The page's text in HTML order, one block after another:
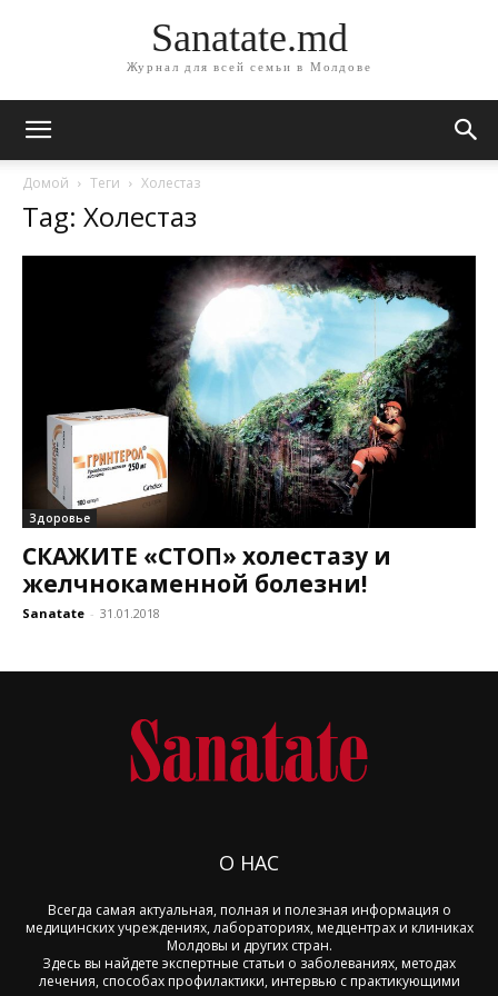
Sanatate.md
Журнал для всей семьи в Молдове
Домой Теги Холестаз
Tag: Холестаз
Здоровье
СКАЖИТЕ «CТОП» холестазу и
желчнокаменной болезни!
Sanatate - 31.01.2018
О НАС
Всегда самая актуальная, полная и полезная информация о
медицинских учреждениях, лабораториях, медцентрах и клиниках
Молдовы и других стран.
Здесь вы найдете экспертные статьи о заболеваниях, методах
лечения, способах профилактики, интервью с практикующими